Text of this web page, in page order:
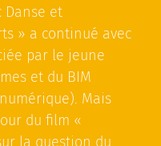
Danse et
» a continué avec
par le jeune
et du BIM
Mais
du film «
la question du